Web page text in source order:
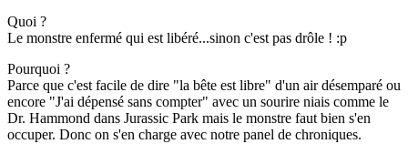
Quoi ?
Le monstre enfermé qui est libéré...sinon c'est pas drôle ! :p
Pourquoi ?
Parce que c'est facile de dire "la bête est libre" d'un air désemparé ou
encore "J'ai dépensé sans compter" avec un sourire niais comme le
Dr. Hammond dans Jurassic Park mais le monstre faut bien s'en
occuper. Donc on s'en charge avec notre panel de chroniques.